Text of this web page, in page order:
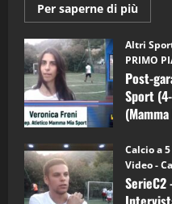
Per saperne di più
Post-
gara
Melia
–
Mia
Sport
6)
–
a
Altri
PRIMO
Post-
Sport
Calcio a
Video -
SerieC2
3 21/04/
4
(Martedi
15/04/